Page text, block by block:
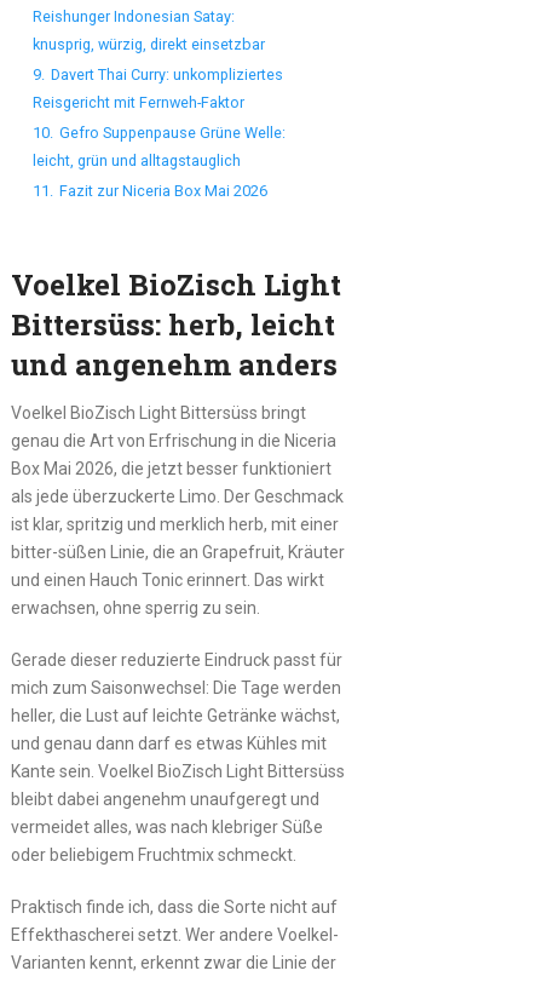
Reishunger Indonesian Satay:
knusprig, würzig, direkt einsetzbar
9. Davert Thai Curry: unkompliziertes
Reisgericht mit Fernweh-Faktor
10. Gefro Suppenpause Grüne Welle:
leicht, grün und alltagstauglich
11. Fazit zur Niceria Box Mai 2026
Voelkel BioZisch Light
Bittersüss: herb, leicht
und angenehm anders
Voelkel BioZisch Light Bittersüss bringt
genau die Art von Erfrischung in die Niceria
Box Mai 2026, die jetzt besser funktioniert
als jede überzuckerte Limo. Der Geschmack
ist klar, spritzig und merklich herb, mit einer
bitter-süßen Linie, die an Grapefruit, Kräuter
und einen Hauch Tonic erinnert. Das wirkt
erwachsen, ohne sperrig zu sein.
Gerade dieser reduzierte Eindruck passt für
mich zum Saisonwechsel: Die Tage werden
heller, die Lust auf leichte Getränke wächst,
und genau dann darf es etwas Kühles mit
Kante sein. Voelkel BioZisch Light Bittersüss
bleibt dabei angenehm unaufgeregt und
vermeidet alles, was nach klebriger Süße
oder beliebigem Fruchtmix schmeckt.
Praktisch finde ich, dass die Sorte nicht auf
Effekthascherei setzt. Wer andere Voelkel-
Varianten kennt, erkennt zwar die Linie der